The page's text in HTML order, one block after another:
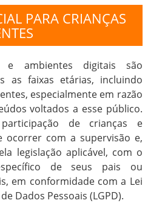
PARA CRIANÇAS
e ambientes digitais são
as faixas etárias, incluindo
especialmente em razão
voltados a esse público.
de crianças e
ocorrer com a supervisão e,
legislação aplicável, com o
de seus pais ou
em conformidade com a Lei
Dados Pessoais (LGPD).